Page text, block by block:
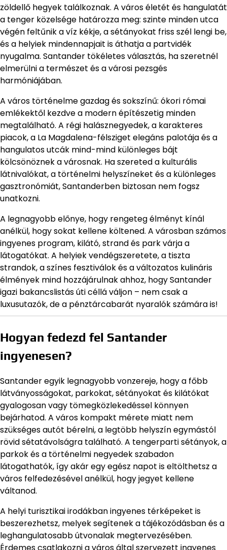
zöldellő hegyek találkoznak. A város életét és hangulatát
a tenger közelsége határozza meg: szinte minden utca
végén feltűnik a víz kékje, a sétányokat friss szél lengi be,
és a helyiek mindennapjait is áthatja a partvidék
nyugalma. Santander tökéletes választás, ha szeretnél
elmerülni a természet és a városi pezsgés
harmóniájában.
A város történelme gazdag és sokszínű: ókori római
emlékektől kezdve a modern építészetig minden
megtalálható. A régi halásznegyedek, a karakteres
piacok, a La Magdalena-félsziget elegáns palotája és a
hangulatos utcák mind-mind különleges bájt
kölcsönöznek a városnak. Ha szereted a kulturális
látnivalókat, a történelmi helyszíneket és a különleges
gasztronómiát, Santanderben biztosan nem fogsz
unatkozni.
A legnagyobb előnye, hogy rengeteg élményt kínál
anélkül, hogy sokat kellene költened. A városban számos
ingyenes program, kilátó, strand és park várja a
látogatókat. A helyiek vendégszeretete, a tiszta
strandok, a színes fesztiválok és a változatos kulináris
élmények mind hozzájárulnak ahhoz, hogy Santander
igazi bakancslistás úti céllá váljon – nem csak a
luxusutazók, de a pénztárcabarát nyaralók számára is!
Hogyan fedezd fel Santander
ingyenesen?
Santander egyik legnagyobb vonzereje, hogy a főbb
látványosságokat, parkokat, sétányokat és kilátókat
gyalogosan vagy tömegközlekedéssel könnyen
bejárhatod. A város kompakt mérete miatt nem
szükséges autót bérelni, a legtöbb helyszín egymástól
rövid sétatávolságra található. A tengerparti sétányok, a
parkok és a történelmi negyedek szabadon
látogathatók, így akár egy egész napot is eltölthetsz a
város felfedezésével anélkül, hogy jegyet kellene
váltanod.
A helyi turisztikai irodákban ingyenes térképeket is
beszerezhetsz, melyek segítenek a tájékozódásban és a
leghangulatosabb útvonalak megtervezésében.